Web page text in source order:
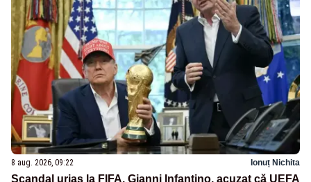
8 aug. 2026, 09:22 Ionuț Nichita
Scandal uriaș la FIFA. Gianni Infantino, acuzat că UEFA